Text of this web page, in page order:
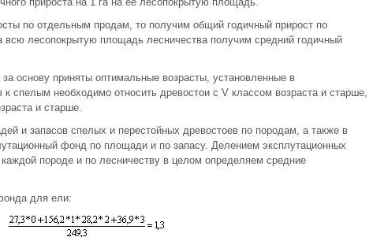
по отдельным продам, то получим общий годичный прирост по
всю лесопокрытую площадь лесничества получим средний годичный
основу приняты оптимальные возрасты, установленные в
спелым необходимо относить древостои с V классом возраста и старше,
и старше.
и запасов спелых и перестойных древостоев по породам, а также в
фонд по площади и по запасу. Делением эксплутационных
породе и по лесничеству в целом определяем средние
для ели: